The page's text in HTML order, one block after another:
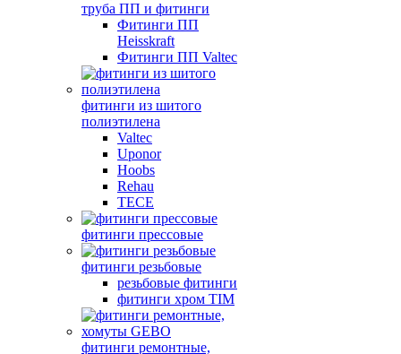
труба ПП и фитинги
Фитинги ПП
Heisskraft
Фитинги ПП Valtec
фитинги из шитого
полиэтилена
Valtec
Uponor
Hoobs
Rehau
TECE
фитинги прессовые
фитинги резьбовые
резьбовые фитинги
фитинги хром TIM
фитинги ремонтные,